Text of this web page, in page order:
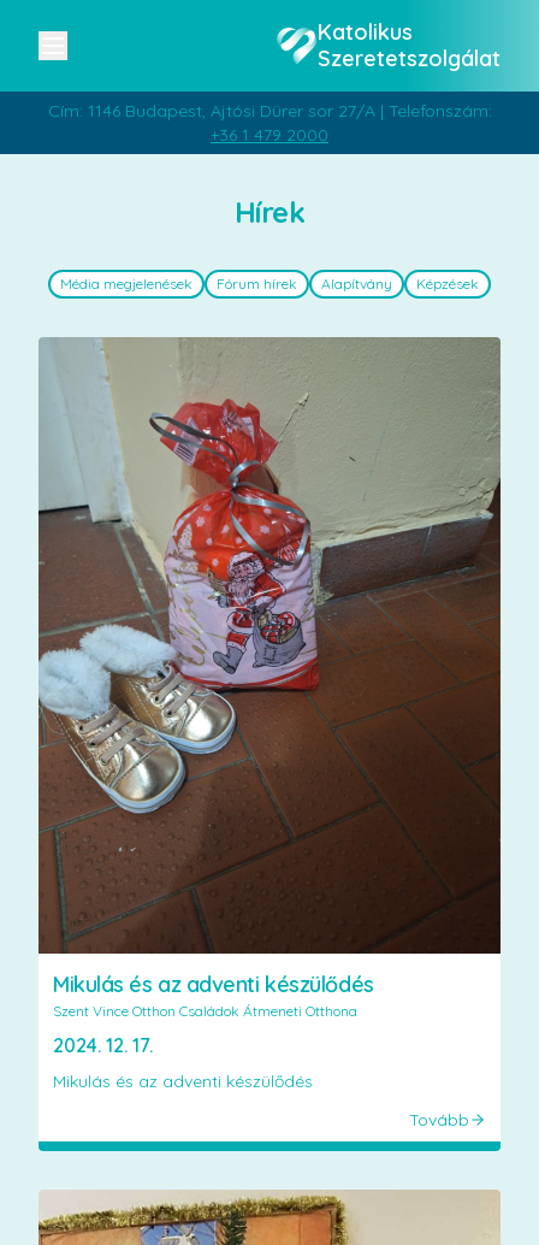
Katolikus
Szeretetszolgálat
Cím: 1146 Budapest, Ajtósi Dürer sor 27/A | Telefonszám:
+36 1 479 2000
Hírek
Média megjelenések Fórum hírek Alapítvány Képzések
Mikulás és az adventi készülődés
Szent Vince Otthon Családok Átmeneti Otthona
2024. 12. 17.
Mikulás és az adventi készülődés
Tovább